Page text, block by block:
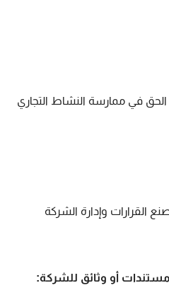
الحق في ممارسة النشاط التجاري
القرارات وإدارة الشركة